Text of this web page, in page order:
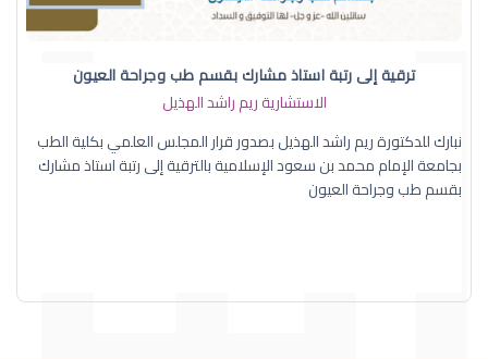
ترقية إلى رتبة استاذ مشارك بقسم طب وجراحة العيون
الاستشارية ريم راشد الهذيل
نبارك للدكتورة ريم راشد الهذيل بصدور قرار المجلس العلمي بكلية الطب
بجامعة الإمام محمد بن سعود الإسلامية بالترقية إلى رتبة استاذ مشارك
بقسم طب وجراحة العيون